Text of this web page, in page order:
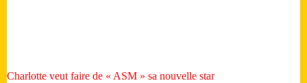
Charlotte veut faire de « ASM » sa nouvelle star